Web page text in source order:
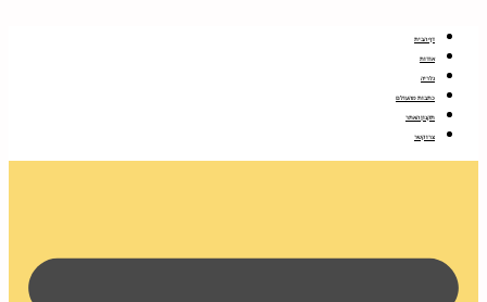
לתוכן
דף הבית
אודות
גלריה
כתבות מהעולם
תקנון האתר
צרו קשר